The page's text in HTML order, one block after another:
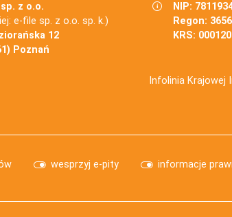
z o.o.
e-file sp. z o.o. sp. k.)
12
Poznań
NIP:
Regon:
KRS:
Infolinia Krajowej
wesprzyj e-pity informacje